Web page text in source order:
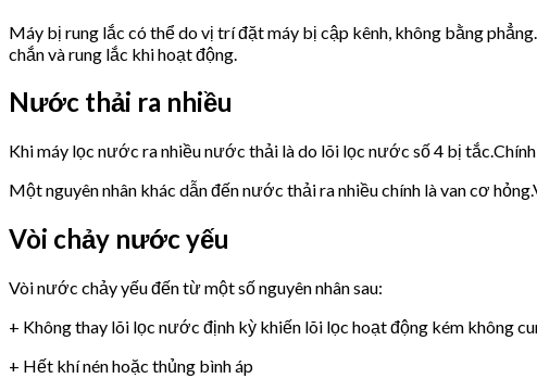
Máy bị rung lắc có thể do vị trí đặt máy bị cập kênh, không bằng
chắn và rung lắc khi hoạt động.
Nước thải ra nhiều
Khi máy lọc nước ra nhiều nước thải là do lõi lọc nước số 4 bị
Một nguyên nhân khác dẫn đến nước thải ra nhiều chính là van cơ
Vòi chảy nước yếu
Vòi nước chảy yếu đến từ một số nguyên nhân sau:
+ Không thay lõi lọc nước định kỳ khiến lõi lọc hoạt động kém không
+ Hết khí nén hoặc thủng bình áp